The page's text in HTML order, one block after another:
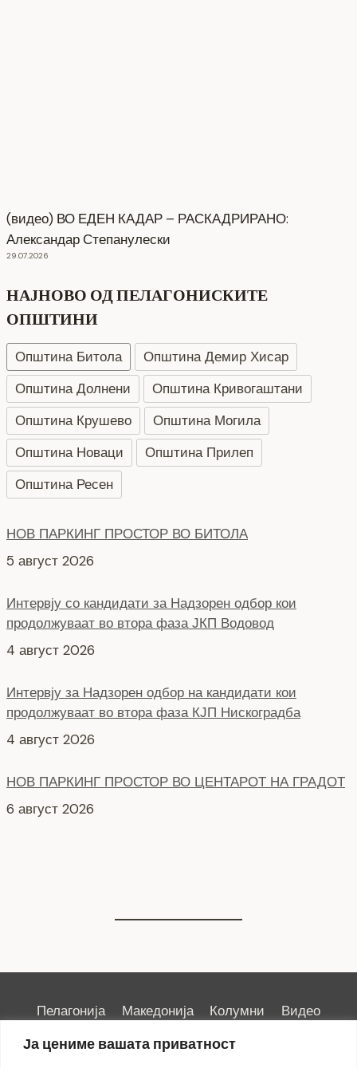
Ја цениме вашата приватност
(видео) ВО ЕДЕН КАДАР – РАСКАДРИРАНО:
Александар Степанулески
29.07.2026
НАЈНОВО ОД ПЕЛАГОНИСКИТЕ
ОПШТИНИ
Општина Битола
Општина Демир Хисар
Општина Долнени
Општина Кривогаштани
Општина Крушево
Општина Могила
Општина Новаци
Општина Прилеп
Општина Ресен
продолжуваат во втора фаза ЈКП Водовод
продолжуваат во втора фаза КЈП Нискоградба
Пелагонија Македонија Колумни
Видео
Емисии
Култура Здравје
Занимливости